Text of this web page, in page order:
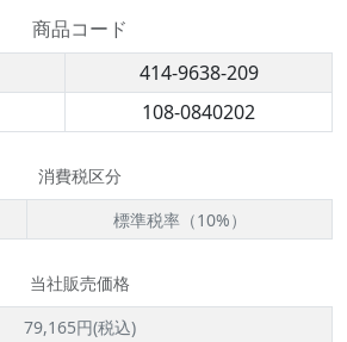
商品コード
414-9638-209
108-0840202
消費税区分
標準税率（10%）
当社販売価格
79,165円(税込)